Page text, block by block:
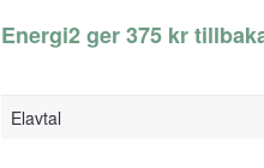
Energi2 ger 375 kr
Elavtal